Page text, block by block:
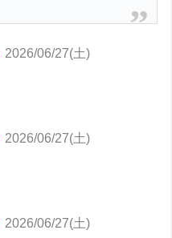
2026/06/27(土)
2026/06/27(土)
2026/06/27(土)